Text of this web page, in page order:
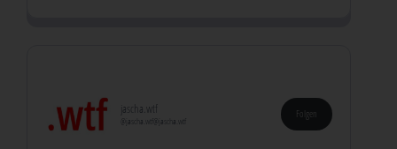
jascha.wtf
@jascha.wtf@jascha.wtf
Folgen